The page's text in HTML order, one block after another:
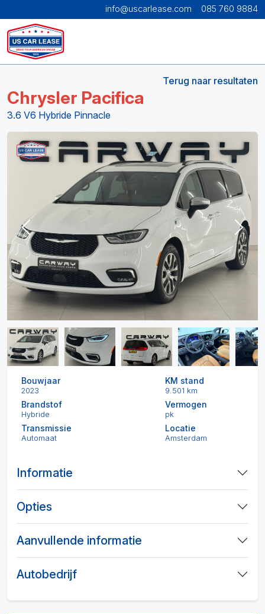
info@uscarlease.com 085 760 9884
Terug naar resultaten
Chrysler Pacifica
3.6 V6 Hybride Pinnacle
Previous Next
Bouwjaar
2023
KM stand
9.501 km
Brandstof
Hybride
Vermogen
pk
Transmissie
Automaat
Locatie
Amsterdam
Informatie
Opties
Aanvullende informatie
Autobedrijf